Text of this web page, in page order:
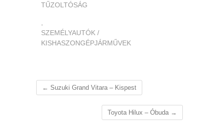
TŰZOLTÓSÁG
SZEMÉLYAUTÓK /
KISHASZONGÉPJÁRMŰVEK
← Suzuki Grand Vitara – Kispest
Toyota Hilux – Óbuda →